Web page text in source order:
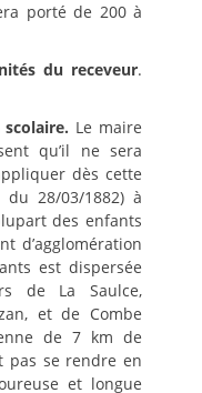
porté de 200 à
du receveur.
scolaire. Le maire
qu’il ne sera
dès cette
du 28/03/1882) à
des enfants
d’agglomération
est dispersée
de La Saulce,
et de Combe
de 7 km de
pas se rendre en
et longue